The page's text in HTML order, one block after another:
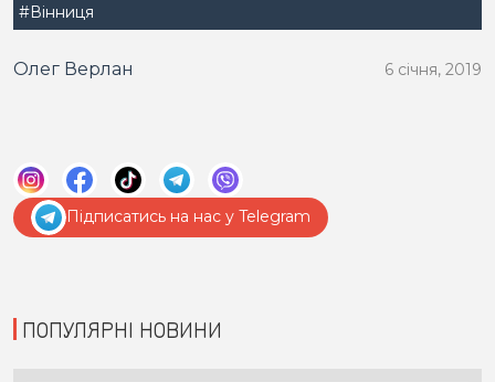
#Вінниця
Олег Верлан 6 січня, 2019
Підписатись на нас у Telegram
ПОПУЛЯРНІ НОВИНИ